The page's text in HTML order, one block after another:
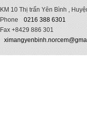
KM 10 Thị trấn Yên Bình ,
Phone
0216 388 6301
Fax +8429 886 301